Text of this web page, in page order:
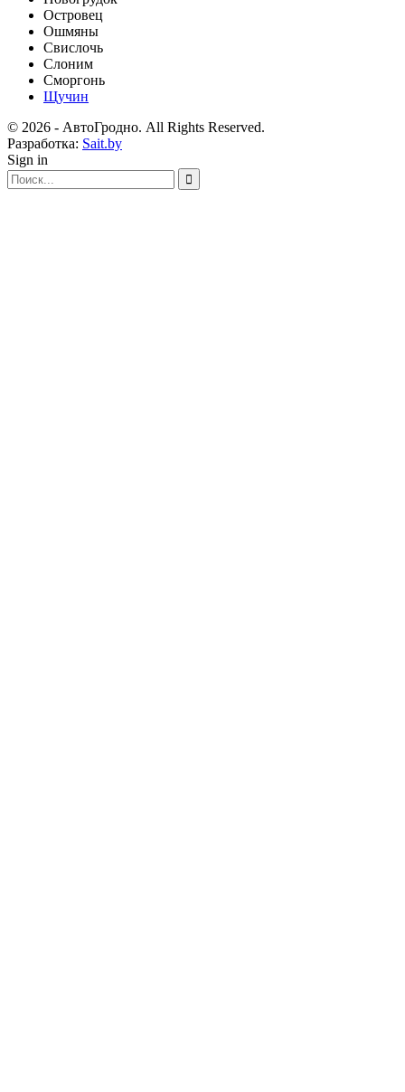
Островец
Ошмяны
Свислочь
Слоним
Сморгонь
Щучин
© 2026 - АвтоГродно. All Rights Reserved.
Разработка: Sait.by
Sign in